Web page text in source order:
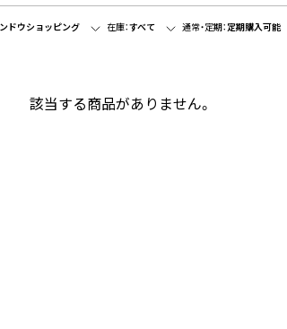
ドウショッピング 在庫：すべて 通常・定期： 定期購入可能
該当する商品がありません。